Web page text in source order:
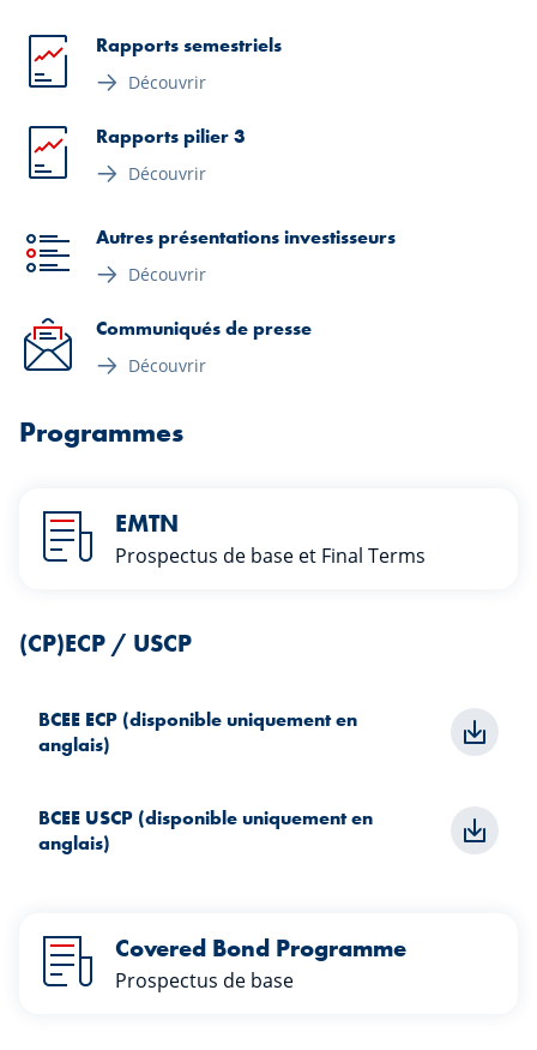
Rapports semestriels
Découvrir
Rapports pilier 3
Découvrir
Autres présentations investisseurs
Découvrir
Communiqués de presse
Découvrir
Programmes
EMTN
Prospectus de base et Final Terms
(CP)ECP / USCP
BCEE ECP (disponible uniquement en
anglais)
BCEE USCP (disponible uniquement en
anglais)
Covered Bond Programme
Prospectus de base